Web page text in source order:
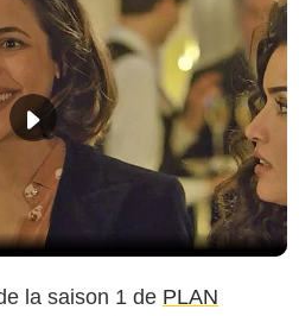
la saison 1 de PLAN